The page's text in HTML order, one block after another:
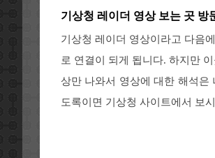
기상청 레이더 영상 보는 곳 방
기상청 레이더 영상이라고 다음
로 연결이 되게 됩니다. 하지만
상만 나와서 영상에 대한 해석은
도록이면 기상청 사이트에서 보